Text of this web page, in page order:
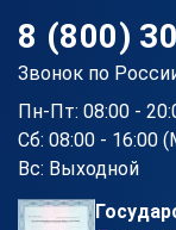
8 (800)
Звонок по
Пн-Пт: 08:00 -
Сб: 08:00 - 16:00
Вс: Выходной